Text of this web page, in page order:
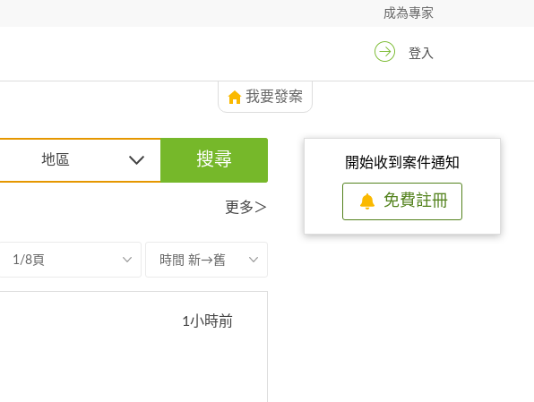
成為專家
登入
我要發案
開始收到案件通知
免費註冊
地區 搜尋
更多＞
1/8頁 時間 新→舊
1小時前